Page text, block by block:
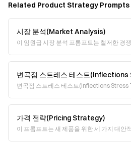
Related Product Strategy Prompts
시장 분석(Market Analysis)
이 임원급 시장 분석 프롬프트는 철저한 경
변곡점 스트레스 테스트
변곡점 스트레스 테스트(Inflections Stress
가격 전략(Pricing Strategy)
이 프롬프트는 새 제품을 위한 세 가지 대안